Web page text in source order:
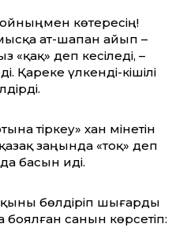
көтересің!
ат-шапан айып –
«қақ» деп кесіледі, –
Қареке үлкенді-кішілі
тіркеу» хан мінетін
заңында «тоқ» деп
басын иді.
бөлдіріп шығарды
боялған санын көрсетіп: